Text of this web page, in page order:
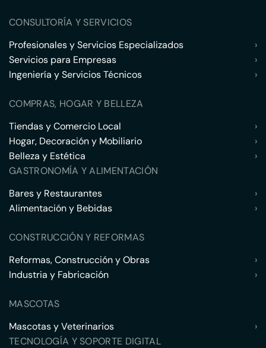
CONSULTORÍA Y SERVICIOS
Profesionales y Servicios Especializados
›
Servicios para Empresas
›
Ingeniería y Servicios Técnicos
›
COMPRAS, HOGAR Y BELLEZA
Tiendas y Comercio Local
›
Hogar, Decoración y Mobiliario
›
Belleza y Estética
›
GASTRONOMÍA Y ALIMENTACIÓN
Bares y Restaurantes
›
Alimentación y Bebidas
›
CONSTRUCCIÓN Y REFORMAS
Reformas, Construcción y Obras
›
Industria y Fabricación
›
MASCOTAS
Mascotas y Veterinarios
›
TECNOLOGÍA Y SOPORTE DIGITAL